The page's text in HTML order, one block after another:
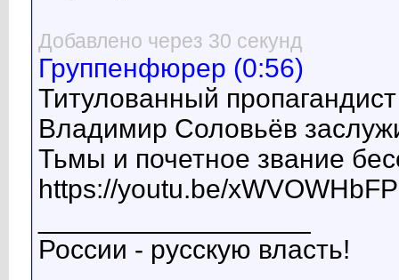
Добавлено через 30 секунд
Группенфюрер (0:56)
Титулованный
Владимир Соловьёв
Тьмы и почетное звание
https://youtu.be/
России - русскую власть!